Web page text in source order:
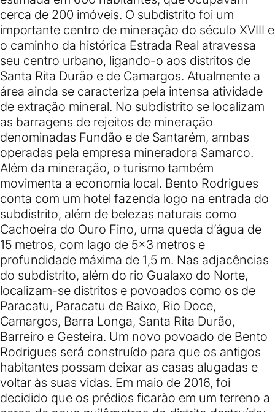
cerca de 200 imóveis. O subdistrito foi um
importante centro de mineração do século XVIII e
o caminho da histórica Estrada Real atravessa
seu centro urbano, ligando-o aos distritos de
Santa Rita Durão e de Camargos. Atualmente a
área ainda se caracteriza pela intensa atividade
de extração mineral. No subdistrito se localizam
as barragens de rejeitos de mineração
denominadas Fundão e de Santarém, ambas
operadas pela empresa mineradora Samarco.
Além da mineração, o turismo também
movimenta a economia local. Bento Rodrigues
conta com um hotel fazenda logo na entrada do
subdistrito, além de belezas naturais como
Cachoeira do Ouro Fino, uma queda d’água de
15 metros, com lago de 5×3 metros e
profundidade máxima de 1,5 m. Nas adjacências
do subdistrito, além do rio Gualaxo do Norte,
localizam-se distritos e povoados como os de
Paracatu, Paracatu de Baixo, Rio Doce,
Camargos, Barra Longa, Santa Rita Durão,
Barreiro e Gesteira. Um novo povoado de Bento
Rodrigues será construído para que os antigos
habitantes possam deixar as casas alugadas e
voltar às suas vidas. Em maio de 2016, foi
decidido que os prédios ficarão em um terreno a